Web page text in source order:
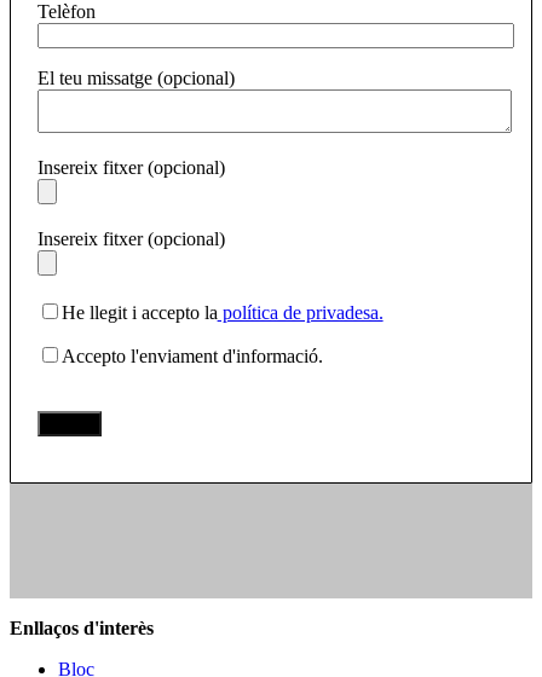
Telèfon
El teu missatge (opcional)
Insereix fitxer (opcional)
Insereix fitxer (opcional)
He llegit i accepto la política de privadesa.
Accepto l'enviament d'informació.
Enllaços d'interès
Bloc